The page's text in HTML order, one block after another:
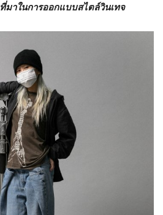
ที่มาในการออกแบบสไตล์วินเทจ